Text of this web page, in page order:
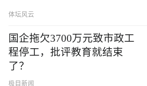
体坛风云
国企拖欠3700万元致市政工
程停工，批评教育就结束
了？
极目新闻